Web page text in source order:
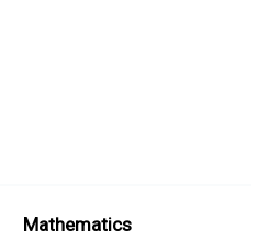
Mathematics